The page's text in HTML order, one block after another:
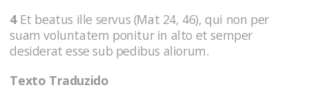
4Et beatus ille servus (Mat 24, 46), qui non per
suam voluntatem ponitur in alto et semper
desiderat esse sub pedibus aliorum.
Texto Traduzido